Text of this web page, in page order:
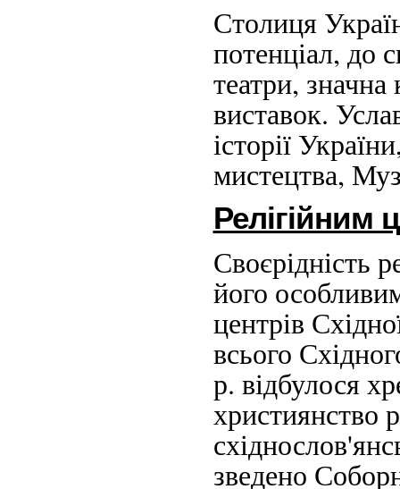
Столиця
потенціал, до
театри, значна
виставок.
історії
мистецтва,
Релігійним
Своєрідність
його
центрів
всього
р. відбулося
християнство
зведено